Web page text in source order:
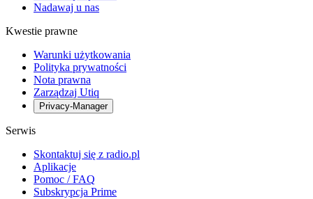
Nadawaj u nas
Kwestie prawne
Warunki użytkowania
Polityka prywatności
Nota prawna
Zarządzaj Utiq
Privacy-Manager
Serwis
Skontaktuj się z radio.pl
Aplikacje
Pomoc / FAQ
Subskrypcja Prime